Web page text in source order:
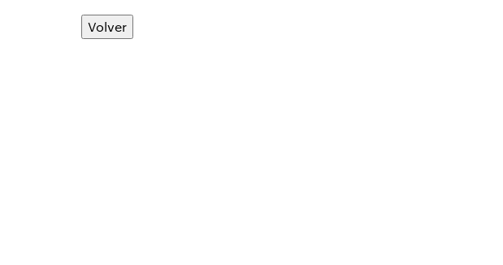
Volver